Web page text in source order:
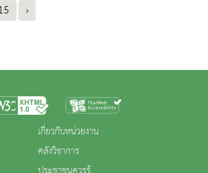
›
เกี่ยวกับหน่วยงาน
คลังวิชาการ